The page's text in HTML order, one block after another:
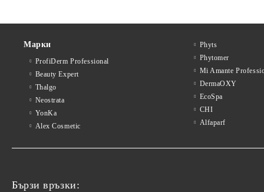
Марки
ProfiDerm Professional
Beauty Expert
Thalgo
Neostrata
YonKa
Alex Cosmetic
Phyts
Phytomer
Mi Amante
DermaOXY
EcoSpa
CHI
Alfaparf
Бързи връзки: